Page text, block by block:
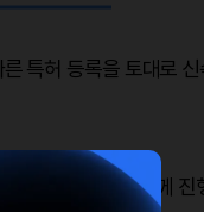
특허 등록을 토대로
과 우선심사를 함께 진